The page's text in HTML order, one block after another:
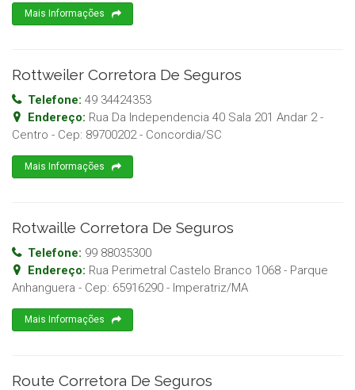
Mais Informações
Rottweiler Corretora De Seguros
Telefone: 49 34424353
Endereço: Rua Da Independencia 40 Sala 201 Andar 2 -
Centro - Cep: 89700202- Concordia/SC
Mais Informações
Rotwaille Corretora De Seguros
Telefone: 99 88035300
Endereço: Rua Perimetral Castelo Branco 1068 - Parque
Anhanguera - Cep: 65916290 - Imperatriz/MA
Mais Informações
Route Corretora De Seguros